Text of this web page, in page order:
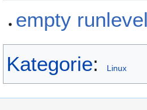
empty
Kategorie: Linux